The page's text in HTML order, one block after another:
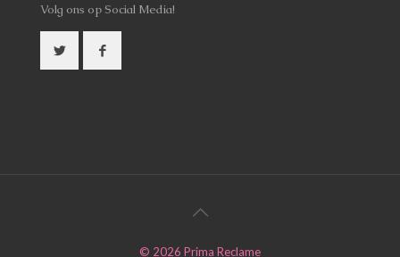
Volg ons op Social Media!
© 2026 Prima Reclame